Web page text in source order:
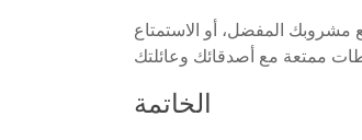
مشروبك المفضل، أو الاستمتاع
الخاتمة